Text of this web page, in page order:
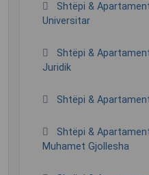
Shtëpi &
Universitar
Shtëpi &
Juridik
Shtëpi &
Shtëpi &
Muhamet Gjollesha